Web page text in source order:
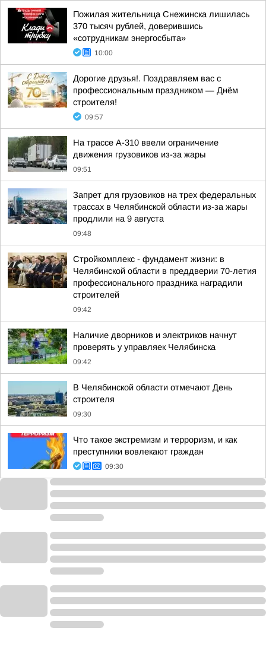
Пожилая жительница Снежинска лишилась
370 тысяч рублей, доверившись
«сотрудникам энергосбыта»
10:00
Дорогие друзья!. Поздравляем вас с
профессиональным праздником — Днём
строителя!
09:57
На трассе А-310 ввели ограничение
движения грузовиков из-за жары
09:51
Запрет для грузовиков на трех федеральных
трассах в Челябинской области из-за жары
продлили на 9 августа
09:48
Стройкомплекс - фундамент жизни: в
Челябинской области в преддверии 70-летия
профессионального праздника наградили
строителей
09:42
Наличие дворников и электриков начнут
проверять у управляек Челябинска
09:42
В Челябинской области отмечают День
строителя
09:30
Что такое экстремизм и терроризм, и как
преступники вовлекают граждан
09:30